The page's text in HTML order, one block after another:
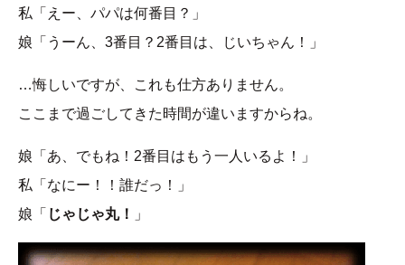
私「えー、パパは何番目？」
娘「うーん、3番目？2番目は、じいちゃん！」
…悔しいですが、これも仕方ありません。
ここまで過ごしてきた時間が違いますからね。
娘「あ、でもね！2番目はもう一人いるよ！」
私「なにー！！誰だっ！」
娘「 じゃじゃ丸！ 」